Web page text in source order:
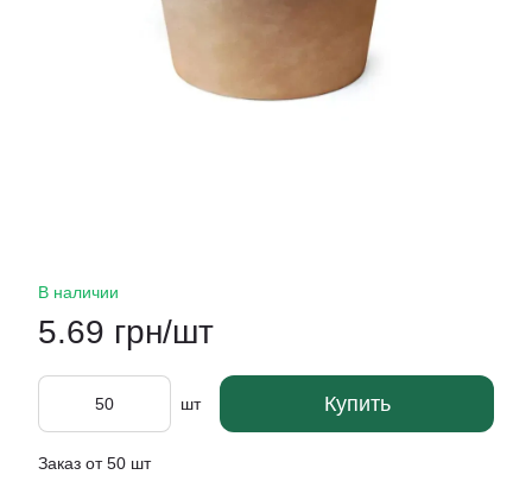
В наличии
5.69 грн/шт
шт Купить
Заказ от 50 шт